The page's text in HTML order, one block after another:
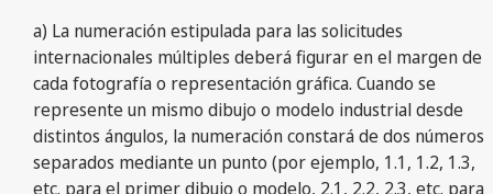
a) La numeración estipulada para las solicitudes
internacionales múltiples deberá figurar en el margen de
cada fotografía o representación gráfica. Cuando se
represente un mismo dibujo o modelo industrial desde
distintos ángulos, la numeración constará de dos números
separados mediante un punto (por ejemplo, 1.1, 1.2, 1.3,
etc. para el primer dibujo o modelo, 2.1, 2.2, 2.3, etc. para